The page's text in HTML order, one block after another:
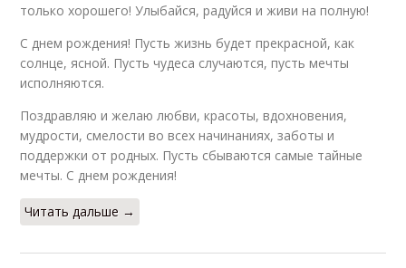
Тон для коротких смс
Стиль для коротких
смс
Язык для коротких
смс
Размер для коротких
смс
короткого смс
только хорошего! Улыбайся, радуйся и живи на полную!
С днем рождения! Пусть жизнь будет прекрасной, как
солнце, ясной. Пусть чудеса случаются, пусть мечты
исполняются.
Поздравляю и желаю любви, красоты, вдохновения,
мудрости, смелости во всех начинаниях, заботы и
поддержки от родных. Пусть сбываются самые тайные
мечты. С днем рождения!
Читать дальше →